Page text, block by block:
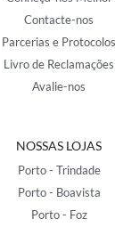
Contacte-nos
Parcerias e Protocolos
Livro de Reclamações
Avalie-nos
NOSSAS LOJAS
Porto - Trindade
Porto - Boavista
Porto - Foz